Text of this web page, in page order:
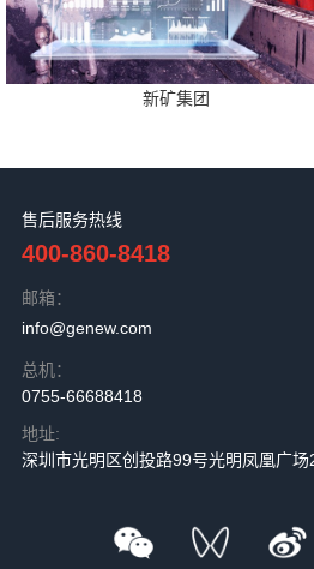
新矿集团
售后服务热线
400-860-8418
邮箱：
info@genew.com
总机：
0755-66688418
地址:
深圳市光明区创投路99号光明凤凰广